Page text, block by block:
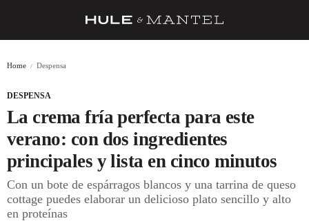
BARRAS Y ESTRELLAS
DÓNDE COMER
ÍDOLOS DE MESAS
CUADERNO DE VIAJE
Home Despensa
DESPENSA
La crema fría perfecta para este
verano: con dos ingredientes
principales y lista en cinco minutos
Con un bote de espárragos blancos y una tarrina de queso
cottage puedes elaborar un delicioso plato sencillo y alto
en proteínas